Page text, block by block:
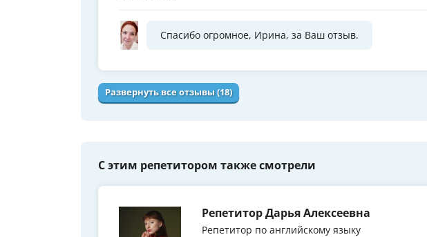
Спасибо огромное, Ирина, за Ваш отзыв.
Развернуть все отзывы (18)
С этим репетитором также смотрели
Репетитор Дарья Алексеевна
Репетитор по английскому языку